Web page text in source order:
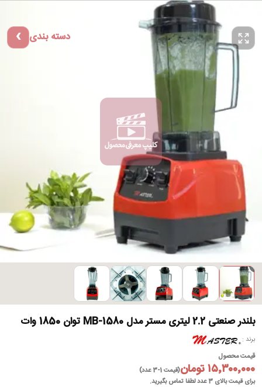
دسته بندی
►
بلندر صنعتی 2.2 لیتری مستر مدل MB-1580 توان 1850 وات
برند
قیمت محصول
۱۵٬۳۰۰٬۰۰۰ تومان
(قیمت 1-3 عدد)
برای قیمت بالای 3 عدد لطفا تماس بگیرید.